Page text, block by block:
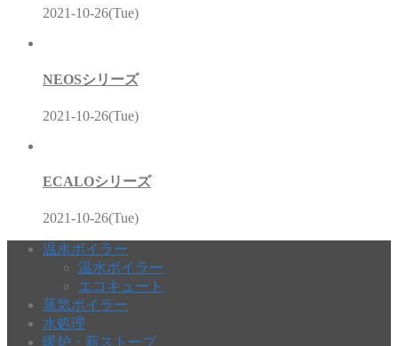
2021-10-26(Tue)
NEOSシリーズ
2021-10-26(Tue)
ECALOシリーズ
2021-10-26(Tue)
温水ボイラー
温水ボイラー
エコキュート
蒸気ボイラー
水処理
暖炉・薪ストーブ